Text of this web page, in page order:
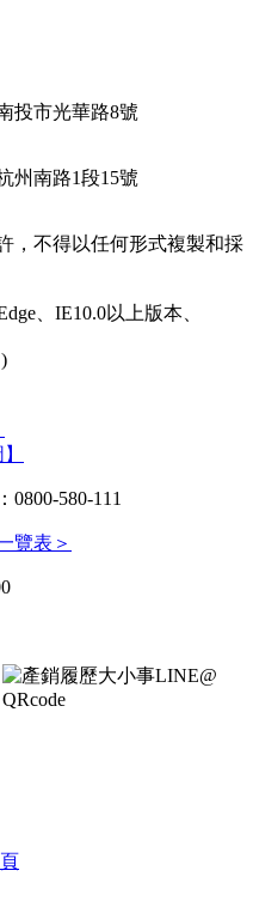
投市光華路8號
州南路1段15號
，不得以任何形式複製和採
、IE10.0以上版本、
580-111
覽表＞